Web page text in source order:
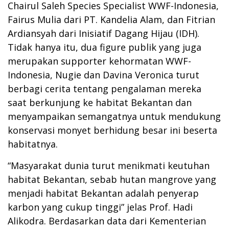
Chairul Saleh Species Specialist WWF-Indonesia,
Fairus Mulia dari PT. Kandelia Alam, dan Fitrian
Ardiansyah dari Inisiatif Dagang Hijau (IDH).
Tidak hanya itu, dua figure publik yang juga
merupakan supporter kehormatan WWF-
Indonesia, Nugie dan Davina Veronica turut
berbagi cerita tentang pengalaman mereka
saat berkunjung ke habitat Bekantan dan
menyampaikan semangatnya untuk mendukung
konservasi monyet berhidung besar ini beserta
habitatnya.
“Masyarakat dunia turut menikmati keutuhan
habitat Bekantan, sebab hutan mangrove yang
menjadi habitat Bekantan adalah penyerap
karbon yang cukup tinggi” jelas Prof. Hadi
Alikodra. Berdasarkan data dari Kementerian